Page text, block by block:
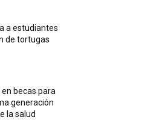
a estudiantes
de tortugas
becas para
generación
la salud